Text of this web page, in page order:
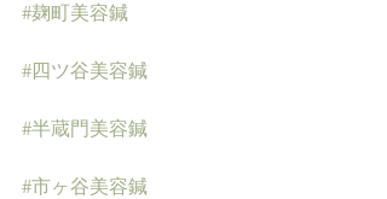
#麹町美容鍼
#四ツ谷美容鍼
#半蔵門美容鍼
#市ヶ谷美容鍼